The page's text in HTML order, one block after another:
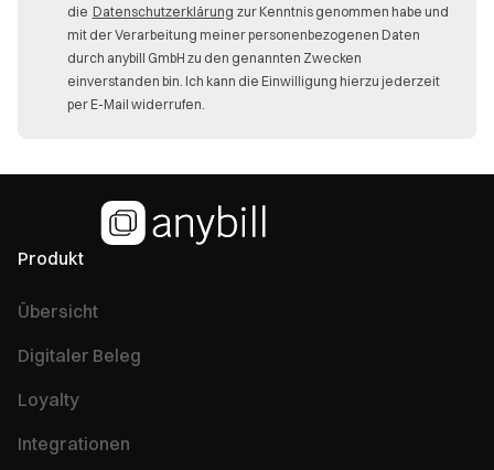
die Datenschutzerklärung zur Kenntnis genommen habe und
mit der Verarbeitung meiner personenbezogenen Daten
durch anybill GmbH zu den genannten Zwecken
einverstanden bin. Ich kann die Einwilligung hierzu jederzeit
per E-Mail widerrufen.
Produkt
Übersicht
Digitaler Beleg
Loyalty
Integrationen